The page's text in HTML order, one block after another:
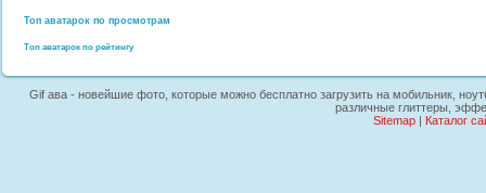
Топ аватарок по просмотрам
Топ аватарок по рейтингу
Gif ава - новейшие фото, которые можно бесплатно загрузить на мобильник,
различные глиттеры,
Sitemap| Каталог